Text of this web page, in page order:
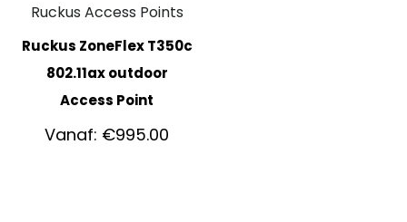
Ruckus Access Points
Ruckus ZoneFlex T350c
802.11ax outdoor
Access Point
Vanaf: €995.00